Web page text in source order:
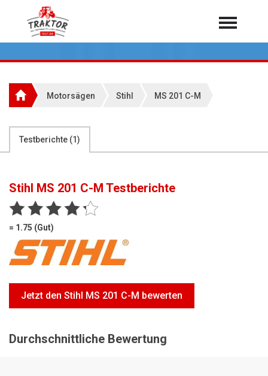
Home
Rundballenpressen
Teleskoplader
Rasentraktoren
Hoflader
Jetzt Bewerten
Über 7.000 Testberichte
Motorsägen Stihl MS 201 C-M
Testberichte (1)
Stihl MS 201 C-M Testberichte
= 1.75 (Gut)
Jetzt den Stihl MS 201 C-M bewerten
Durchschnittliche Bewertung